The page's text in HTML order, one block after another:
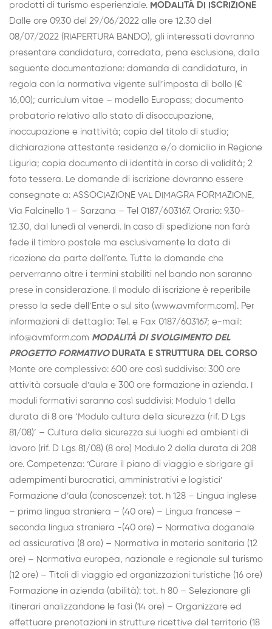
prodotti di turismo esperienziale. MODALITÀ DI ISCRIZIONE
Dalle ore 09.30 del 29/06/2022 alle ore 12.30 del
08/07/2022 (RIAPERTURA BANDO), gli interessati dovranno
presentare candidatura, corredata, pena esclusione, dalla
seguente documentazione: domanda di candidatura, in
regola con la normativa vigente sull’imposta di bollo (€
16,00); curriculum vitae – modello Europass; documento
probatorio relativo allo stato di disoccupazione,
inoccupazione e inattività; copia del titolo di studio;
dichiarazione attestante residenza e/o domicilio in Regione
Liguria; copia documento di identità in corso di validità; 2
foto tessera. Le domande di iscrizione dovranno essere
consegnate a: ASSOCIAZIONE VAL DIMAGRA FORMAZIONE,
Via Falcinello 1 – Sarzana – Tel 0187/603167. Orario: 9.30-
12.30, dal lunedì al venerdì. In caso di spedizione non farà
fede il timbro postale ma esclusivamente la data di
ricezione da parte dell’ente. Tutte le domande che
perverranno oltre i termini stabiliti nel bando non saranno
prese in considerazione. Il modulo di iscrizione è reperibile
presso la sede dell’Ente o sul sito (www.avmform.com). Per
informazioni di dettaglio: Tel. e Fax 0187/603167; e-mail:
info@avmform.com MODALITÀ DI SVOLGIMENTO DEL
PROGETTO FORMATIVO DURATA E STRUTTURA DEL CORSO
Monte ore complessivo: 600 ore così suddiviso: 300 ore
attività corsuale d’aula e 300 ore formazione in azienda. I
moduli formativi saranno così suddivisi: Modulo 1 della
durata di 8 ore ‘Modulo cultura della sicurezza (rif. D Lgs
81/08)’ – Cultura della sicurezza sui luoghi ed ambienti di
lavoro (rif. D Lgs 81/08) (8 ore) Modulo 2 della durata di 208
ore. Competenza: ‘Curare il piano di viaggio e sbrigare gli
adempimenti burocratici, amministrativi e logistici’
Formazione d’aula (conoscenze): tot. h 128 – Lingua inglese
– prima lingua straniera – (40 ore) – Lingua francese –
seconda lingua straniera -(40 ore) – Normativa doganale
ed assicurativa (8 ore) – Normativa in materia sanitaria (12
ore) – Normativa europea, nazionale e regionale sul turismo
(12 ore) – Titoli di viaggio ed organizzazioni turistiche (16 ore)
Formazione in azienda (abilità): tot. h 80 – Selezionare gli
itinerari analizzandone le fasi (14 ore) – Organizzare ed
effettuare prenotazioni in strutture ricettive del territorio (18